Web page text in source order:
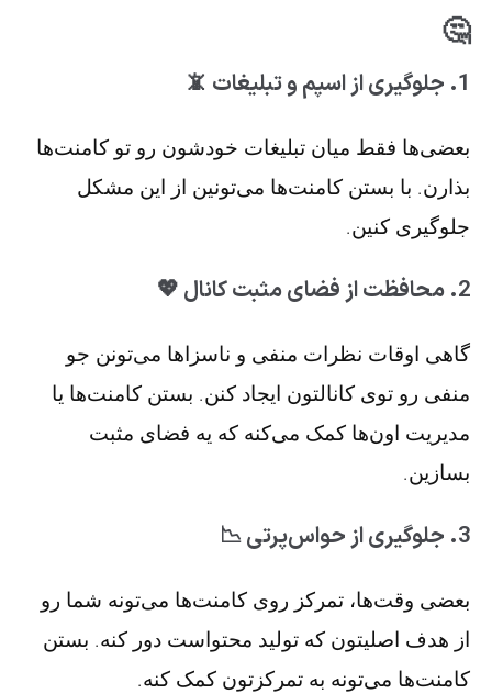
🤔
1. جلوگیری از اسپم و تبلیغات 📵
بعضی‌ها فقط میان تبلیغات خودشون رو تو کامنت‌ها
بذارن. با بستن کامنت‌ها می‌تونین از این مشکل
جلوگیری کنین.
2. محافظت از فضای مثبت کانال 💖
گاهی اوقات نظرات منفی و ناسزاها می‌تونن جو
منفی رو توی کانالتون ایجاد کنن. بستن کامنت‌ها یا
مدیریت اون‌ها کمک می‌کنه که یه فضای مثبت
بسازین.
3. جلوگیری از حواس‌پرتی 📉
بعضی وقت‌ها، تمرکز روی کامنت‌ها می‌تونه شما رو
از هدف اصلیتون که تولید محتواست دور کنه. بستن
کامنت‌ها می‌تونه به تمرکزتون کمک کنه.